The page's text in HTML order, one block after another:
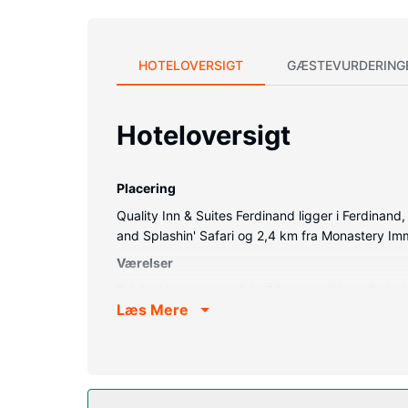
HOTELOVERSIGT
Hoteloversigt
Placering
Quality Inn & Suites Ferdinand ligger i
and Splashin' Safari og 2,4 km fra Monastery
Værelser
satellitkanaler sørger for underholdningen.
Læs Mere